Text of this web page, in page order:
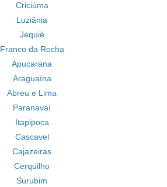
Criciúma
Luziânia
Jequié
Franco da Rocha
Apucarana
Araguaína
Abreu e Lima
Paranavaí
Itapipoca
Cascavel
Cajazeiras
Cerquilho
Surubim